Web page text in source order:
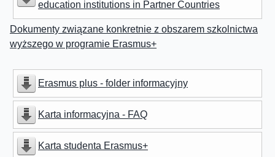
education institutions in Partner Countries
Dokumenty związane konkretnie z obszarem szkolnictwa
wyższego w programie Erasmus+
Erasmus plus - folder informacyjny
Karta informacyjna - FAQ
Karta studenta Erasmus+